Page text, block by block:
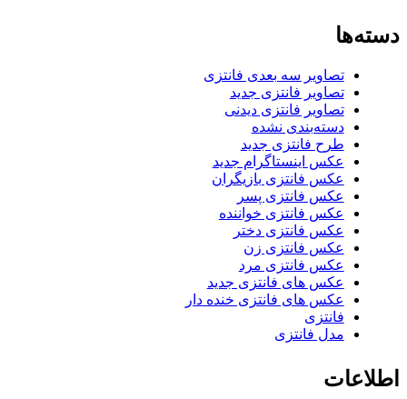
دسته‌ها
تصاویر سه بعدی فانتزی
تصاویر فانتزی جدید
تصاویر فانتزی دیدنی
دسته‌بندی نشده
طرح فانتزی جدید
عکس اینستاگرام جدید
عکس فانتزی بازیگران
عکس فانتزی پسر
عکس فانتزی خواننده
عکس فانتزی دختر
عکس فانتزی زن
عکس فانتزی مرد
عکس های فانتزی جدید
عکس های فانتزی خنده دار
فانتزی
مدل فانتزی
اطلاعات